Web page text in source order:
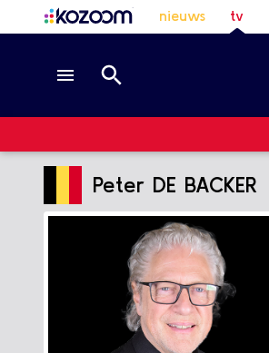
nieuws tv
Peter DE BACKER